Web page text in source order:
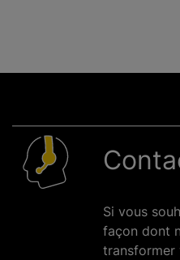
Si vous
façon dont
transformer